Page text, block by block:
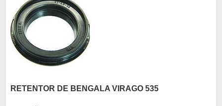
RETENTOR DE BENGALA VIRAGO 535